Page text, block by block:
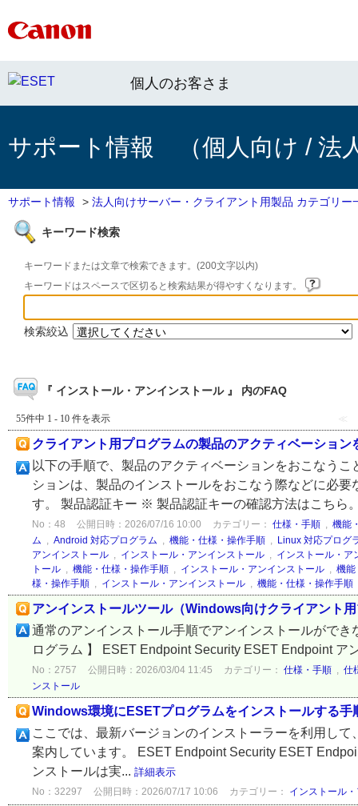
個人のお客さま
サポート情報 （個人向け / 法
サポート情報 > 法人向けサーバー・クライアント用製品 カテゴリー
キーワード検索
キーワードまたは文章で検索できます。(200文字以内)
キーワードはスペースで区切ると検索結果が得やすくなります。
検索絞込
『 インストール・アンインストール 』 内のFAQ
55件中 1 - 10 件を表示 ≪
クライアント用プログラムの製品のアクティベーション
以下の手順で、製品のアクティベーションをおこなう
ションは、製品のインストールをおこなう際などに必
す。 製品認証キー ※ 製品認証キーの確認方法はこちら
No：48 公開日時：2026/07/16 10:00 カテゴリー： 仕様・手順 , 機能
ム , Android 対応プログラム , 機能・仕様・操作手順 , Linux 対応プログ
アンインストール , インストール・アンインストール , インストール・ア
トール , 機能・仕様・操作手順 , インストール・アンインストール , 機能
様・操作手順 , インストール・アンインストール , 機能・仕様・操作手順
アンインストールツール（Windows向けクライアント
通常のアンインストール手順でアンインストールがで
ログラム 】 ESET Endpoint Security ESET Endpoint
No：2757 公開日時：2026/03/04 11:45 カテゴリー： 仕様・手順 , 仕
ンストール
Windows環境にESETプログラムをインストールする手
ここでは、最新バージョンのインストーラーを利用し
案内しています。 ESET Endpoint Security ESET
ンストールは実... 詳細表示
No：32297 公開日時：2026/07/17 10:06 カテゴリー： インストール